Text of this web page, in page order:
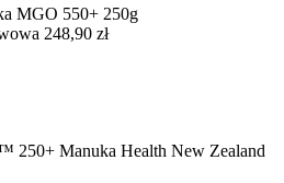
MGO 550+ 250g
248,90 zł